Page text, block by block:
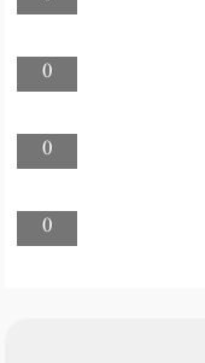
0
0
0